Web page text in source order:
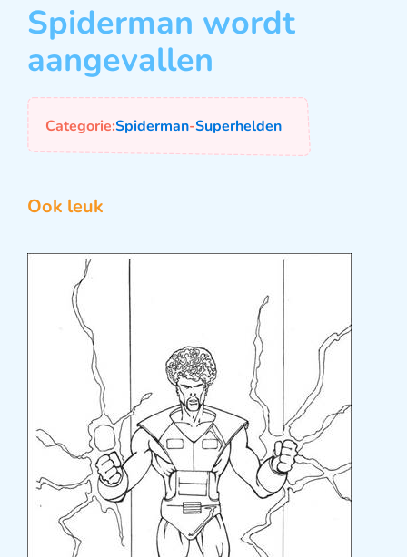
Spiderman wordt
aangevallen
Categorie:Spiderman-Superhelden
Ook leuk